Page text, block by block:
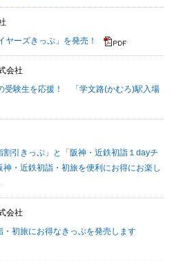
ヤーズきっぷ」を発売！
会社
受験生を応援！ 「学文路(かむろ)駅入場
引きっぷ」と「阪神・近鉄初詣１dayチ
・近鉄初詣・初旅を便利にお得にお楽し
会社
初旅にお得なきっぷを発売します